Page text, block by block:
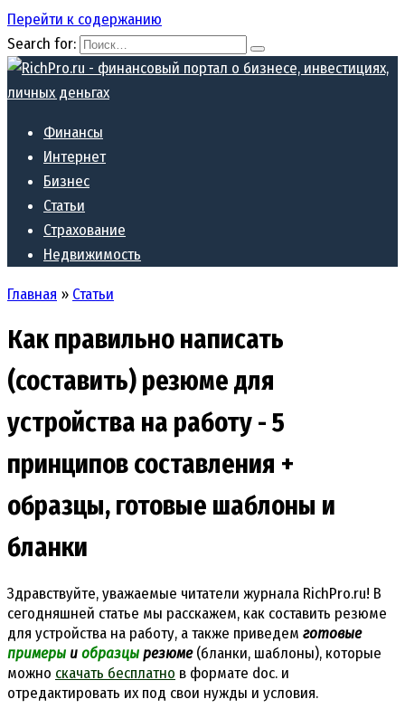
Перейти к содержанию
Search for:
Финансы
Интернет
Бизнес
Статьи
Страхование
Недвижимость
Главная » Статьи
Как правильно написать
(составить) резюме для
устройства на работу - 5
принципов составления +
образцы, готовые шаблоны и
бланки
Здравствуйте, уважаемые читатели журнала RichPro.ru! В
сегодняшней статье мы расскажем, как составить резюме
для устройства на работу, а также приведем готовые
примеры иобразцырезюме(бланки, шаблоны), которые
можно скачать бесплатно в формате doc. и
отредактировать их под свои нужды и условия.